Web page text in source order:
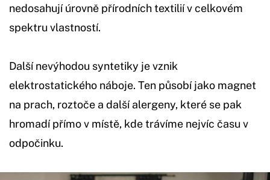
nedosahují úrovně přírodních textilií v celkovém
spektru vlastností.
Další nevýhodou syntetiky je vznik
elektrostatického náboje. Ten působí jako magnet
na prach, roztoče a další alergeny, které se pak
hromadí přímo v místě, kde trávíme nejvíc času v
odpočinku.